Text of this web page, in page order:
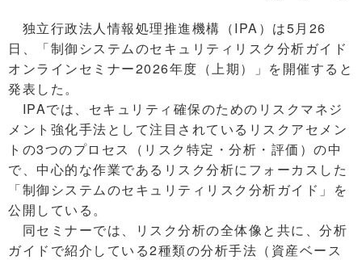
独立行政法人情報処理推進機構（IPA）は5月26
日、「制御システムのセキュリティリスク分析ガイド
オンラインセミナー2026年度（上期）」を開催すると
発表した。
IPAでは、セキュリティ確保のためのリスクマネジ
メント強化手法として注目されているリスクアセメン
トの3つのプロセス（リスク特定・分析・評価）の中
で、中心的な作業であるリスク分析にフォーカスした
「制御システムのセキュリティリスク分析ガイド」を
公開している。
同セミナーでは、リスク分析の全体像と共に、分析
ガイドで紹介している2種類の分析手法（資産ベース